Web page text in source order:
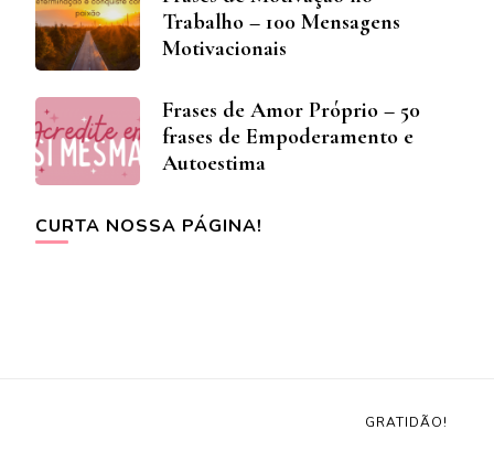
Trabalho – 100 Mensagens
Motivacionais
Frases de Amor Próprio – 50
frases de Empoderamento e
Autoestima
CURTA NOSSA PÁGINA!
GRATIDÃO!